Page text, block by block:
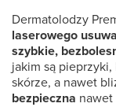
Dermatolodzy
laserowego
szybkie,
jakim są
skórze, a nawet
bezpieczna nawet